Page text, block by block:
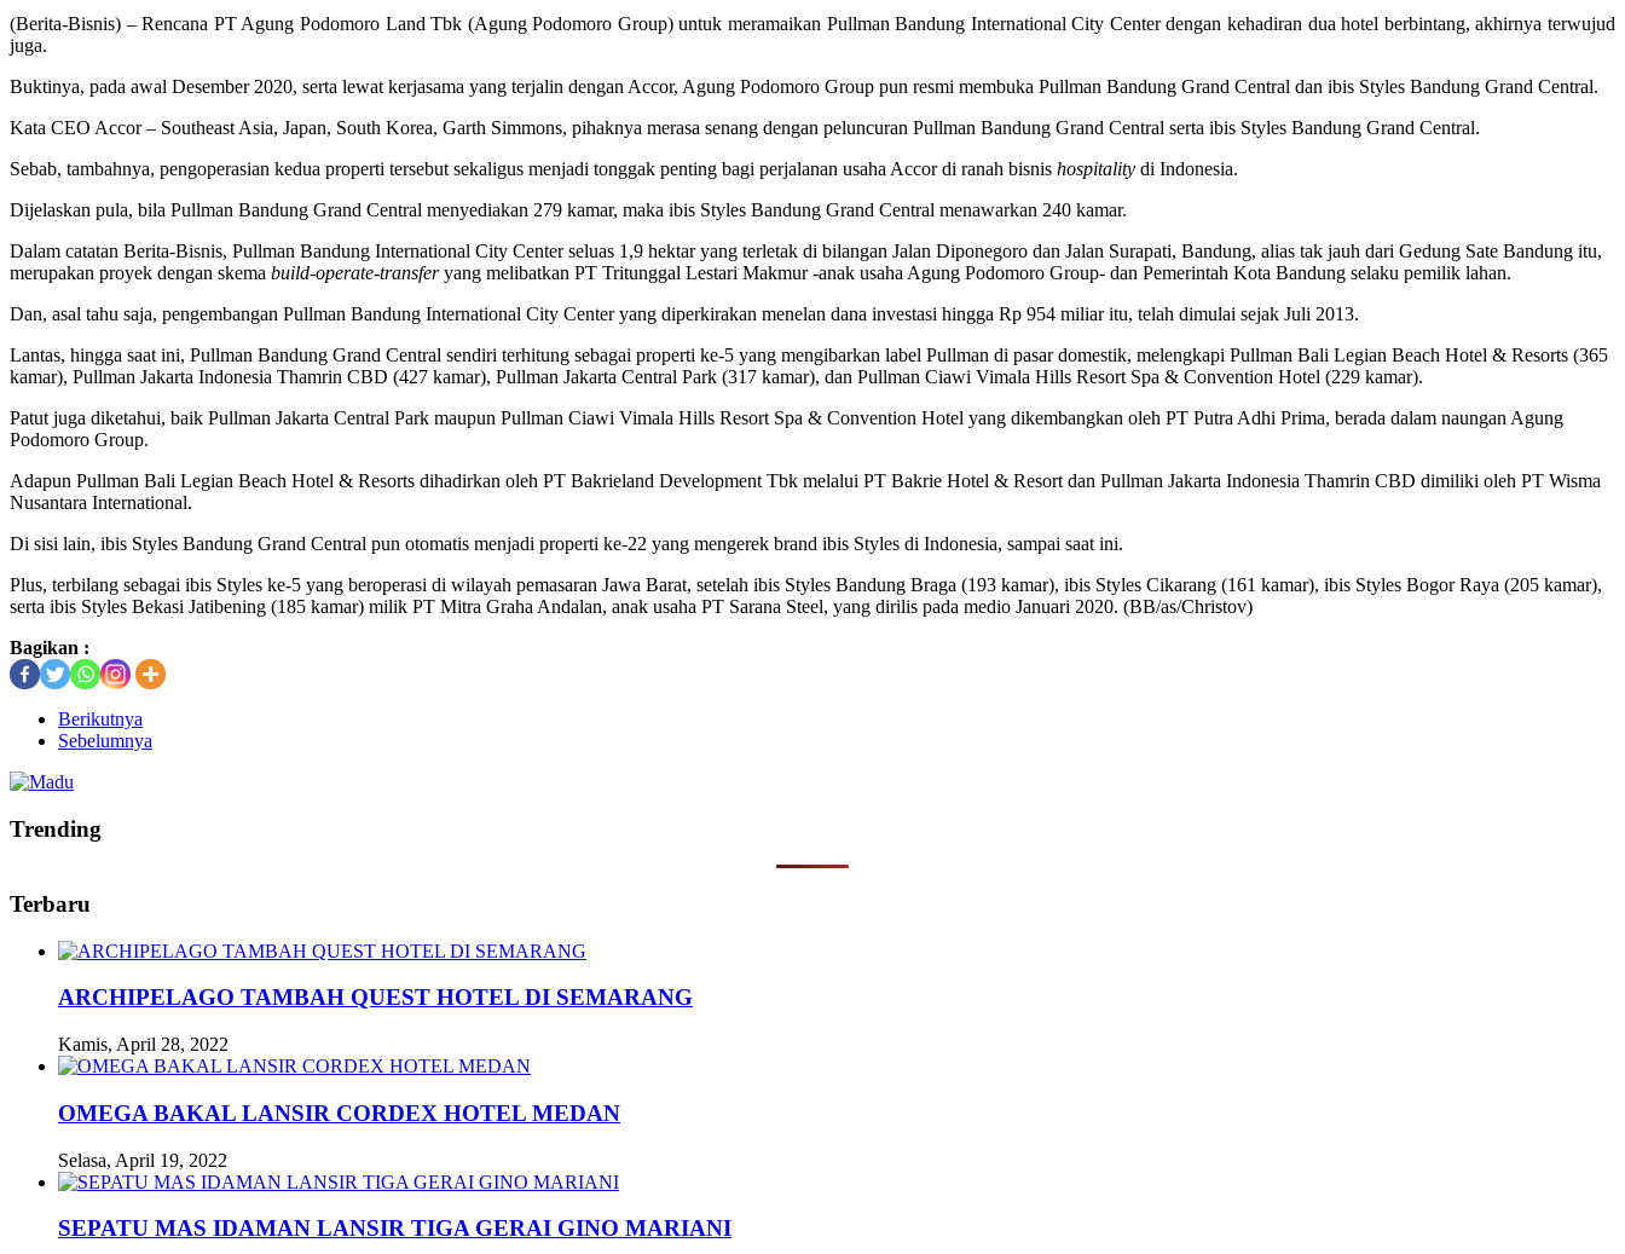
(Berita-Bisnis) – Rencana PT Agung Podomoro Land Tbk (Agung Podomoro Group) untuk meramaikan Pullman Bandung International City Center dengan kehadiran dua hotel berbintang, akhirnya terwujud
juga.
Buktinya, pada awal Desember 2020, serta lewat kerjasama yang terjalin dengan Accor, Agung Podomoro Group pun resmi membuka Pullman Bandung Grand Central dan ibis Styles Bandung Grand Central.
Kata CEO Accor – Southeast Asia, Japan, South Korea, Garth Simmons, pihaknya merasa senang dengan peluncuran Pullman Bandung Grand Central serta ibis Styles Bandung Grand Central.
Sebab, tambahnya, pengoperasian kedua properti tersebut sekaligus menjadi tonggak penting bagi perjalanan usaha Accor di ranah bisnis hospitality di Indonesia.
Dijelaskan pula, bila Pullman Bandung Grand Central menyediakan 279 kamar, maka ibis Styles Bandung Grand Central menawarkan 240 kamar.
Dalam catatan Berita-Bisnis, Pullman Bandung International City Center seluas 1,9 hektar yang terletak di bilangan Jalan Diponegoro dan Jalan Surapati, Bandung, alias tak jauh dari Gedung Sate Bandung itu,
merupakan proyek dengan skema build-operate-transferyang melibatkan PT Tritunggal Lestari Makmur -anak usaha Agung Podomoro Group- dan Pemerintah Kota Bandung selaku pemilik lahan.
Dan, asal tahu saja, pengembangan Pullman Bandung International City Center yang diperkirakan menelan dana investasi hingga Rp 954 miliar itu, telah dimulai sejak Juli 2013.
Lantas, hingga saat ini, Pullman Bandung Grand Central sendiri terhitung sebagai properti ke-5 yang mengibarkan label Pullman di pasar domestik, melengkapi Pullman Bali Legian Beach Hotel & Resorts (365
kamar), Pullman Jakarta Indonesia Thamrin CBD (427 kamar), Pullman Jakarta Central Park (317 kamar), dan Pullman Ciawi Vimala Hills Resort Spa & Convention Hotel (229 kamar).
Patut juga diketahui, baik Pullman Jakarta Central Park maupun Pullman Ciawi Vimala Hills Resort Spa & Convention Hotel yang dikembangkan oleh PT Putra Adhi Prima, berada dalam naungan Agung
Podomoro Group.
Adapun Pullman Bali Legian Beach Hotel & Resorts dihadirkan oleh PT Bakrieland Development Tbk melalui PT Bakrie Hotel & Resort dan Pullman Jakarta Indonesia Thamrin CBD dimiliki oleh PT Wisma
Nusantara International.
Di sisi lain, ibis Styles Bandung Grand Central pun otomatis menjadi properti ke-22 yang mengerek brand ibis Styles di Indonesia, sampai saat ini.
Plus, terbilang sebagai ibis Styles ke-5 yang beroperasi di wilayah pemasaran Jawa Barat, setelah ibis Styles Bandung Braga (193 kamar), ibis Styles Cikarang (161 kamar), ibis Styles Bogor Raya (205 kamar),
serta ibis Styles Bekasi Jatibening (185 kamar) milik PT Mitra Graha Andalan, anak usaha PT Sarana Steel, yang dirilis pada medio Januari 2020. (BB/as/Christov)
Bagikan :
Berikutnya
Sebelumnya
Trending
Terbaru
ARCHIPELAGO TAMBAH QUEST HOTEL DI SEMARANG
Kamis, April 28, 2022
OMEGA BAKAL LANSIR CORDEX HOTEL MEDAN
Selasa, April 19, 2022
SEPATU MAS IDAMAN LANSIR TIGA GERAI GINO MARIANI